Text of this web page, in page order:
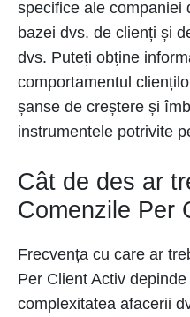
specifice ale companiei
bazei dvs. de clienți și
dvs. Puteți obține
comportamentul
șanse de creștere și
instrumentele potrivite
Cât de des ar
Comenzile Per
Frecvența cu care ar
Per Client Activ
complexitatea afacerii